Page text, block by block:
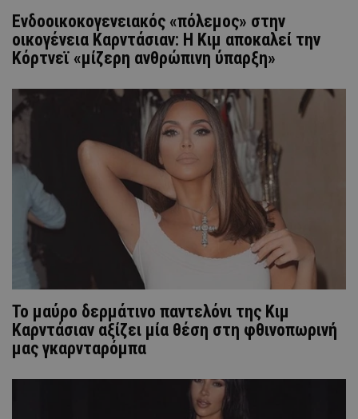
Ενδοοικοκογενειακός «πόλεμος» στην
οικογένεια Καρντάσιαν: Η Κιμ αποκαλεί την
Κόρτνεϊ «μίζερη ανθρώπινη ύπαρξη»
To μαύρο δερμάτινο παντελόνι της Κιμ
Καρντάσιαν αξίζει μία θέση στη φθινοπωρινή
μας γκαρνταρόμπα